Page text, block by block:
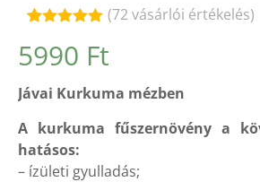
4.96az 5-
ből,
alapján
(72vásárlói értékelés)
5990 Ft
Jávai Kurkuma mézben
A kurkuma fűszernövény a
hatásos:
– ízületi gyulladás;